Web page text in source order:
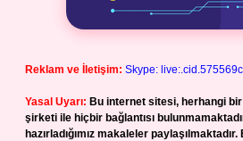
Reklam ve İletişim: Skype:
Yasal Uyarı: Bu internet sitesi, herhangi
şirketi ile hiçbir bağlantısı
hazırladığımız makaleler